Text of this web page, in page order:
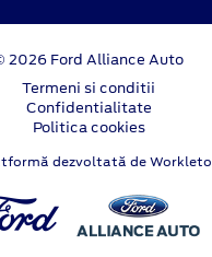
2026 Ford Alliance Auto
Termeni si conditii
Confidentialitate
Politica cookies
dezvoltată de Workleto